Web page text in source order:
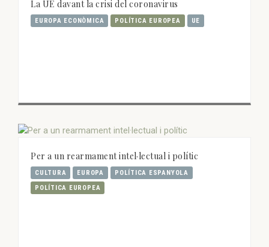
La UE davant la crisi del coronavirus
EUROPA ECONÒMICA POLÍTICA EUROPEA UE
Per a un rearmament intel·lectual i polític
CULTURA EUROPA
POLÍTICA ESPANYOLA
POLÍTICA EUROPEA